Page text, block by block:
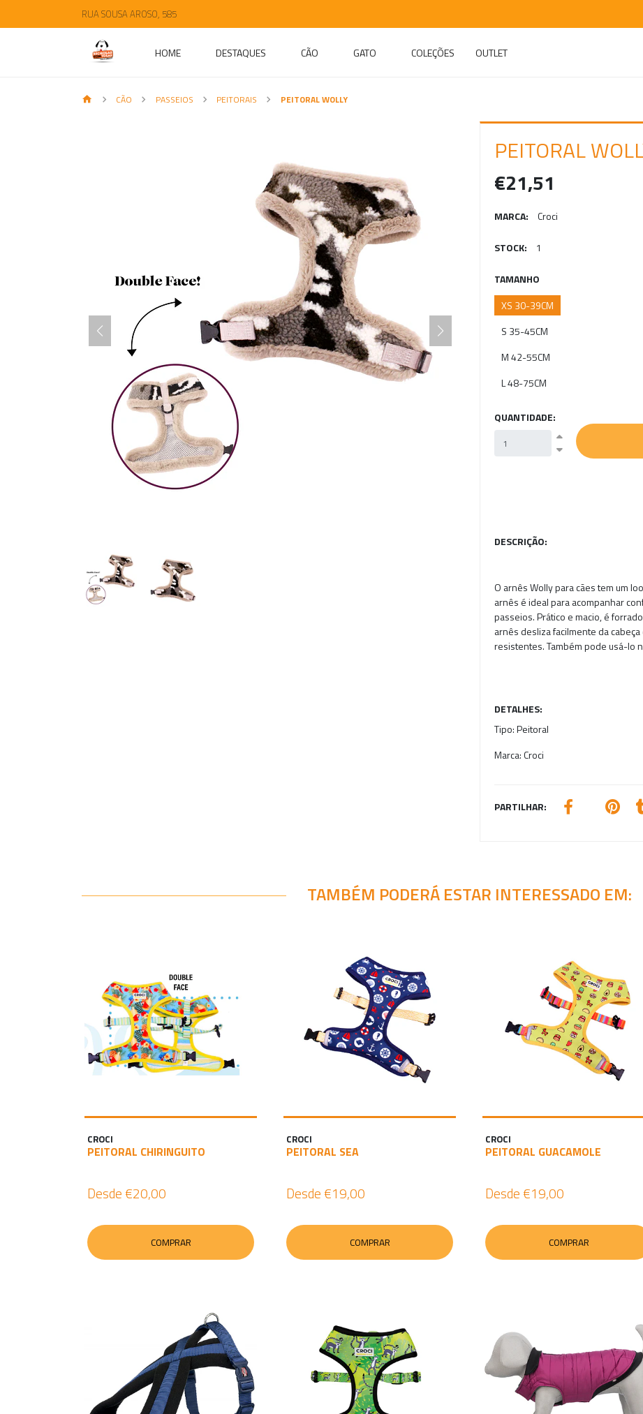
RUA SOUSA AROSO, 585
HOME DESTAQUES CÃO GATO COLEÇÕES OUTLET
CÃO PASSEIOS PEITORAIS PEITORAL WOLLY
PEITORAL
€21,51
MARCA: Croci
STOCK: 1
TAMANHO
XS 30-39CM
S 35-45CM
M 42-55CM
L 48-75CM
QUANTIDADE:
DESCRIÇÃO:
O arnês Wolly para cães tem um
arnês é ideal para acompanhar
passeios. Prático e macio, é
arnês desliza facilmente da
resistentes. Também pode usá-lo
DETALHES:
Tipo:Peitoral
Marca:Croci
PARTILHAR:
TAMBÉM PODERÁ ESTAR INTERESSADO EM:
CROCI
PEITORAL CHIRINGUITO
Desde €20,00
COMPRAR
CROCI
PEITORAL SEA
Desde €19,00
COMPRAR
CROCI
PEITORAL GUACAMOLE
Desde €19,00
COMPRAR